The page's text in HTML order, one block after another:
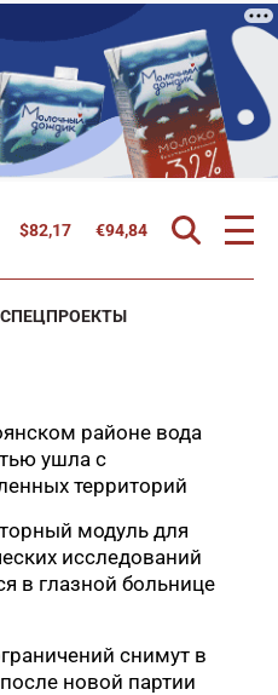
$82,17 €94,84
СПЕЦПРОЕКТЫ
районе вода
ушла с
территорий
модуль для
исследований
в глазной больнице
снимут в
новой партии